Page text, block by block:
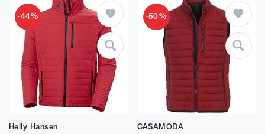
-44%
Helly Hansen
-50%
CASAMODA